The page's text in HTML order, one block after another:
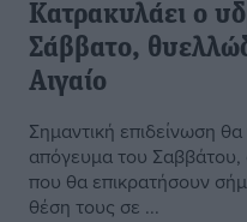
Κατρακυλάει ο
Σάββατο,
Αιγαίο
Σημαντική επιδείνωση
απόγευμα του Σαββάτου,
που θα επικρατήσουν
θέση τους σε ...